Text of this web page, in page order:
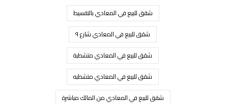
شقق للبيع في المعادي بالتقسيط
شقق للبيع في المعادي شارع ٩
شقق للبيع في المعادي متشطبة
شقق للبيع في المعادي متشطبه
شقق للبيع في المعادي من المالك مباشرة